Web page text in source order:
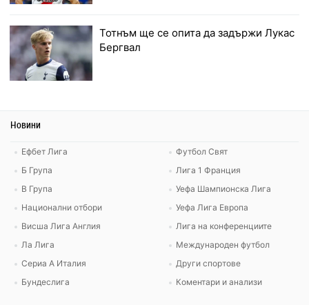
Тотнъм ще се опита да задържи Лукас
Бергвал
Новини
Ефбет Лига
Б Група
В Група
Национални отбори
Висша Лига Англия
Ла Лига
Сериа А Италия
Бундеслига
Футбол Свят
Лига 1 Франция
Уефа Шампионска Лига
Уефа Лига Европа
Лига на конференциите
Международен футбол
Други спортове
Коментари и анализи